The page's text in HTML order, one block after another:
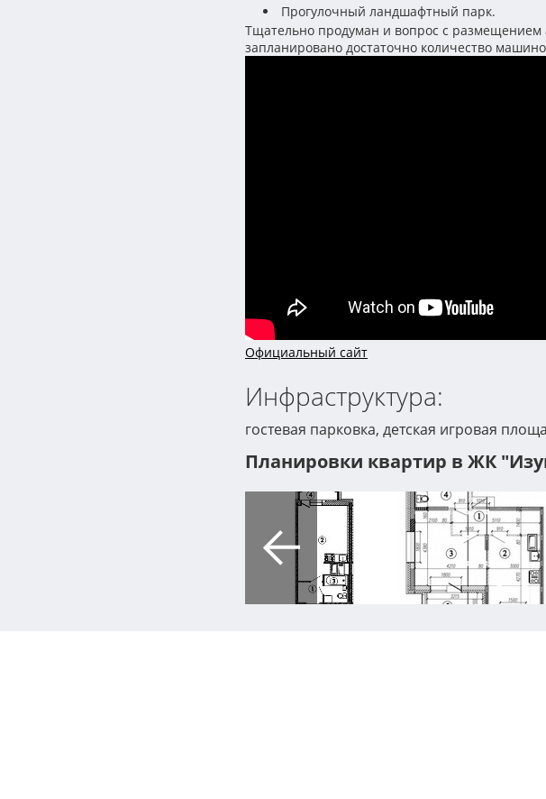
Прогулочный ландшафтный парк.
Тщательно продуман и вопрос с
запланировано достаточно количество
Официальный сайт
Инфраструктура:
гостевая парковка, детская игровая
Планировки квартир в ЖК